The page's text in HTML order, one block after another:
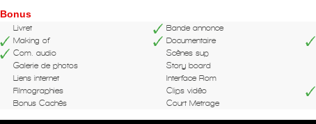
Bonus
Livret Bande annonce
Making of
Documentaire
Com. audio
Scènes sup
Galerie de photos
Story board
Liens internet
Interface Rom
Filmographies
Clips vidéo
Bonus Cachés
Court Metrage